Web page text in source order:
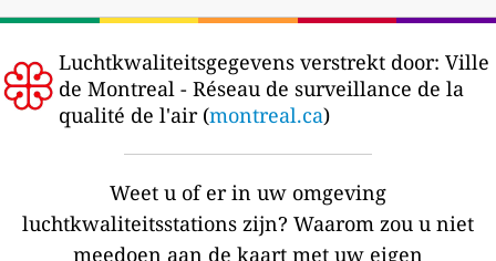
Luchtkwaliteitsgegevens verstrekt door: Ville
de Montreal - Réseau de surveillance de la
qualité de l'air (montreal.ca)
Weet u of er in uw omgeving
luchtkwaliteitsstations zijn? Waarom zou u niet
meedoen aan de kaart met uw eigen